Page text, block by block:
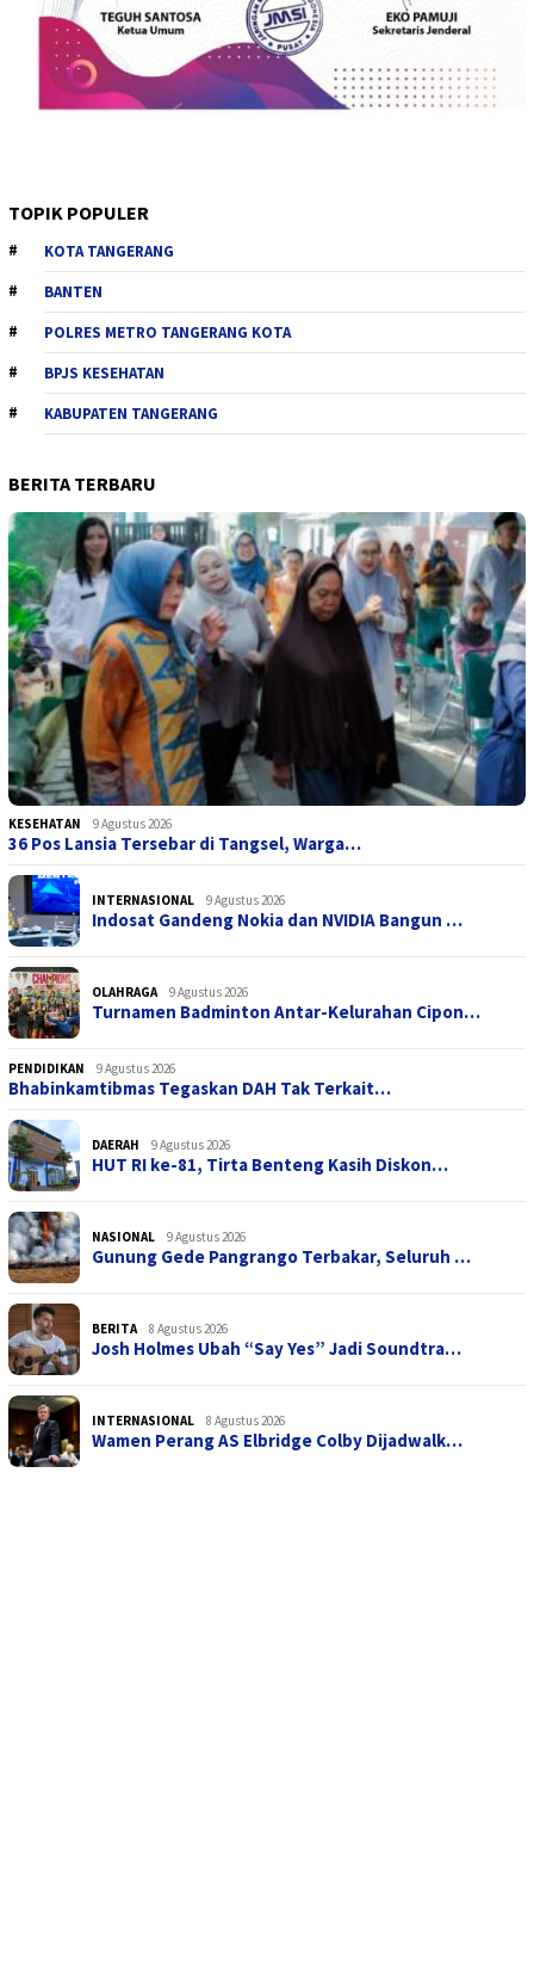
TOPIK POPULER
KOTA TANGERANG
BANTEN
POLRES METRO TANGERANG KOTA
BPJS KESEHATAN
KABUPATEN TANGERANG
BERITA TERBARU
KESEHATAN 9 Agustus 2026
36 Pos Lansia Tersebar di Tangsel, Warga…
INTERNASIONAL 9 Agustus 2026
Indosat Gandeng Nokia dan NVIDIA Bangun …
OLAHRAGA 9 Agustus 2026
Turnamen Badminton Antar-Kelurahan Cipon…
PENDIDIKAN 9 Agustus 2026
Bhabinkamtibmas Tegaskan DAH Tak Terkait…
DAERAH 9 Agustus 2026
HUT RI ke-81, Tirta Benteng Kasih Diskon…
NASIONAL 9 Agustus 2026
Gunung Gede Pangrango Terbakar, Seluruh …
BERITA 8 Agustus 2026
Josh Holmes Ubah “Say Yes” Jadi Soundtra…
INTERNASIONAL 8 Agustus 2026
Wamen Perang AS Elbridge Colby Dijadwalk…